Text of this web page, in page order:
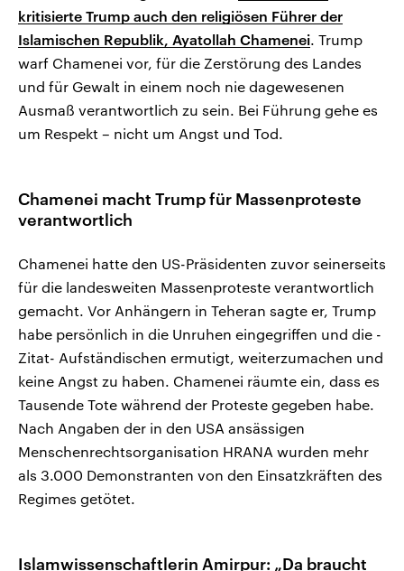
kritisierte Trump auch den religiösen Führer der
Islamischen Republik, Ayatollah Chamenei. Trump
warf Chamenei vor, für die Zerstörung des Landes
und für Gewalt in einem noch nie dagewesenen
Ausmaß verantwortlich zu sein. Bei Führung gehe es
um Respekt – nicht um Angst und Tod.
Chamenei macht Trump für Massenproteste
verantwortlich
Chamenei hatte den US-Präsidenten zuvor seinerseits
für die landesweiten Massenproteste verantwortlich
gemacht. Vor Anhängern in Teheran sagte er, Trump
habe persönlich in die Unruhen eingegriffen und die -
Zitat- Aufständischen ermutigt, weiterzumachen und
keine Angst zu haben. Chamenei räumte ein, dass es
Tausende Tote während der Proteste gegeben habe.
Nach Angaben der in den USA ansässigen
Menschenrechtsorganisation HRANA wurden mehr
als 3.000 Demonstranten von den Einsatzkräften des
Regimes getötet.
Islamwissenschaftlerin Amirpur: „Da braucht